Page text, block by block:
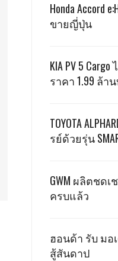
Honda Accord
ขายญี่ปุ่น
KIA PV 5
ราคา 1.99 ล้า
TOYOTA
รย์ด้วยรุ่น
GWM ผลิตชดเ
ครบแล้ว
ฮอนด้า รับ มอ
สู้สันดาป